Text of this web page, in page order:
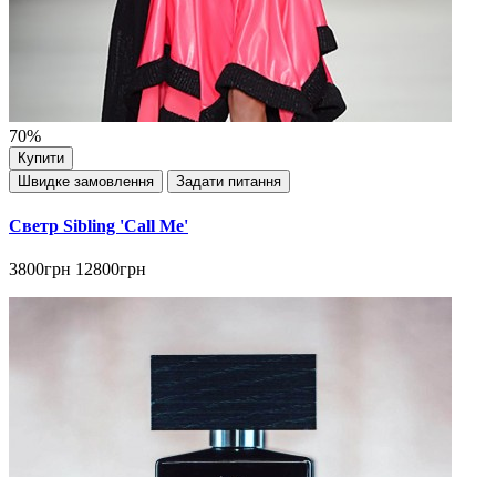
70%
Купити
Швидке замовлення
Задати питання
Светр Sibling 'Call Me'
3800грн 12800грн